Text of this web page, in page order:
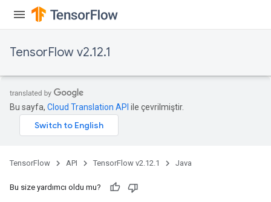
TensorFlow v2.12.1
Bu sayfa, Cloud Translation API ile çevrilmiştir.
TensorFlow API TensorFlow v2.12.1 Java
Bu size yardımcı oldu mu?